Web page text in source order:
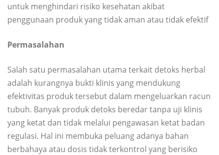
untuk menghindari risiko kesehatan akibat
penggunaan produk yang tidak aman atau tidak efektif
Permasalahan
Salah satu permasalahan utama terkait detoks herbal
adalah kurangnya bukti klinis yang mendukung
efektivitas produk tersebut dalam mengeluarkan racun
tubuh. Banyak produk detoks beredar tanpa uji klinis
yang ketat dan tidak melalui pengawasan ketat badan
regulasi. Hal ini membuka peluang adanya bahan
berbahaya atau dosis tidak terkontrol yang berisiko